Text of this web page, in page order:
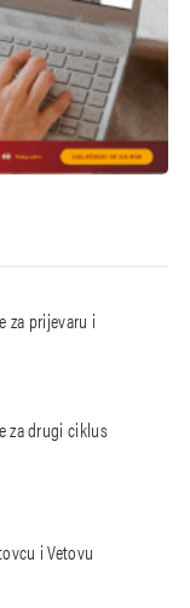
za prijevaru i
za drugi ciklus
i Vetovu